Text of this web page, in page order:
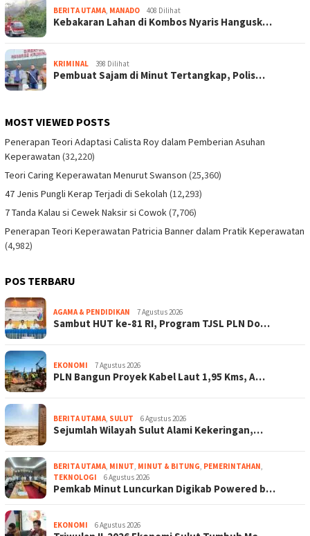
BERITA UTAMA, MANADO 408 Dilihat
Kebakaran Lahan di Kombos Nyaris Hangusk…
KRIMINAL 398 Dilihat
Pembuat Sajam di Minut Tertangkap, Polis…
MOST VIEWED POSTS
Penerapan Teori Adaptasi Calista Roy dalam Pemberian Asuhan
Keperawatan (32,220)
Teori Caring Keperawatan Menurut Swanson (25,360)
47 Jenis Pungli Kerap Terjadi di Sekolah (12,293)
7 Tanda Kalau si Cewek Naksir si Cowok(7,706)
Penerapan Teori Keperawatan Patricia Banner dalam Pratik Keperawatan
(4,982)
POS TERBARU
AGAMA & PENDIDIKAN 7 Agustus 2026
Sambut HUT ke-81 RI, Program TJSL PLN Do…
EKONOMI 7 Agustus 2026
PLN Bangun Proyek Kabel Laut 1,95 Kms, A…
BERITA UTAMA, SULUT 6 Agustus 2026
Sejumlah Wilayah Sulut Alami Kekeringan,…
BERITA UTAMA, MINUT, MINUT & BITUNG, PEMERINTAHAN,
TEKNOLOGI
6 Agustus 2026
Pemkab Minut Luncurkan Digikab Powered b…
EKONOMI 6 Agustus 2026